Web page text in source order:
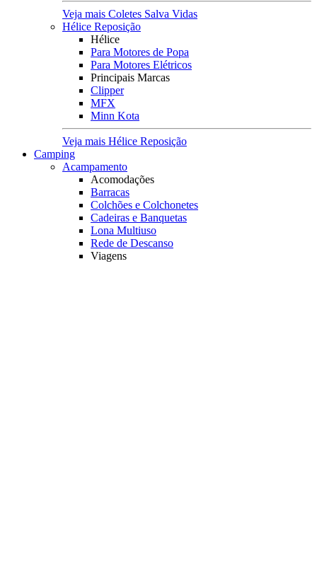
Veja mais Coletes Salva Vidas
Hélice Reposição
Hélice
Para Motores de Popa
Para Motores Elétricos
Principais Marcas
Clipper
MFX
Minn Kota
Veja mais Hélice Reposição
Camping
Acampamento
Acomodações
Barracas
Colchões e Colchonetes
Cadeiras e Banquetas
Lona Multiuso
Rede de Descanso
Viagens